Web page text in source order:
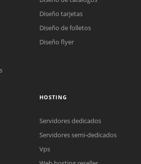
Reunión online
para la reunión online.
Cotización
Chat Online
Diseño tarjetas
Diseño de folletos
Diseño flyer
HOSTING
Servidores dedicados
Servidores semi-dedicados
Vps